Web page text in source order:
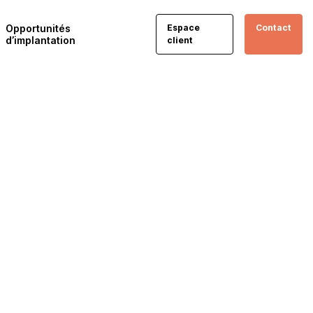
Opportunités
d’implantation
Espace
client
Contact